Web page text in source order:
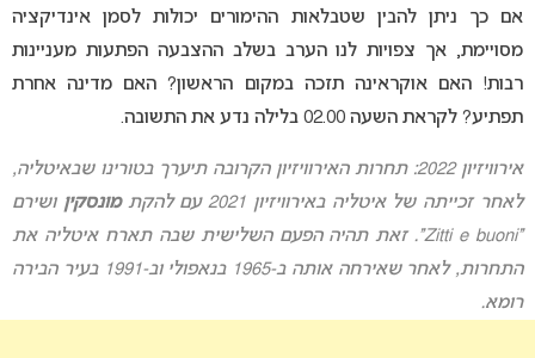
אם כך ניתן להבין שטבלאות ההימורים יכולות לסמן אינדיקציה
מסויימת, אך צפויות לנו הערב בשלב ההצבעה הפתעות מעניינות
רבות! האם אוקראינה תזכה במקום הראשון? האם מדינה אחרת
תפתיע? לקראת השעה 02.00 בלילה נדע את התשובה.
אירוויזיון 2022: תחרות האירוויזיון הקרובה תיערך בטורינו שבאיטליה,
לאחר זכייתה של איטליה באירוויזיון 2021 עם להקת
מונסקין ושירם
“Zitti e buoni”. זאת תהיה הפעם השלישית שבה תארח איטליה את
התחרות, לאחר שאירחה אותה ב-1965 בנאפולי וב-1991 בעיר הבירה
רומא.